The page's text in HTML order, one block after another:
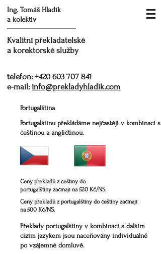
Ing. Tomáš Hladík
a kolektiv
Kvalitní překladatelské
a korektorské služby
telefon: +420 603 707 841
e-mail: info@prekladyhladik.com
Portugalština
Portugalštinu překládáme nejčastěji v kombinaci s
češtinou a angličtinou.
Překlady portugalštiny v kombinaci s dalším
cizím jazykem jsou naceňovány individuálně
po vzájemné domluvě.
Ceny překladů z češtiny do
portugalštiny začínají na520 Kč/NS.
Ceny překladů z portugalštiny do češtiny začínají
na 500 Kč/NS.